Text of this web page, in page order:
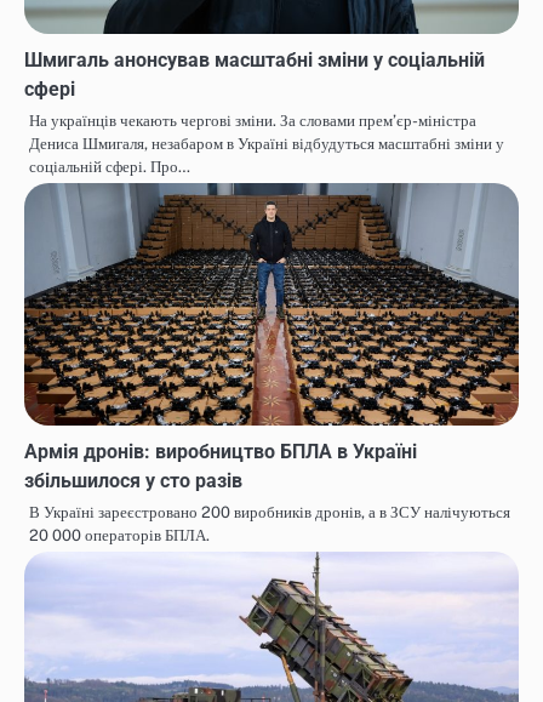
Шмигаль анонсував масштабні зміни у соціальній
сфері
На українців чекають чергові зміни. За словами прем’єр-міністра
Дениса Шмигаля, незабаром в Україні відбудуться масштабні зміни у
соціальній сфері. Про…
Армія дронів: виробництво БПЛА в Україні
збільшилося у сто разів
В Україні зареєстровано 200 виробників дронів, а в ЗСУ налічуються
20 000 операторів БПЛА.